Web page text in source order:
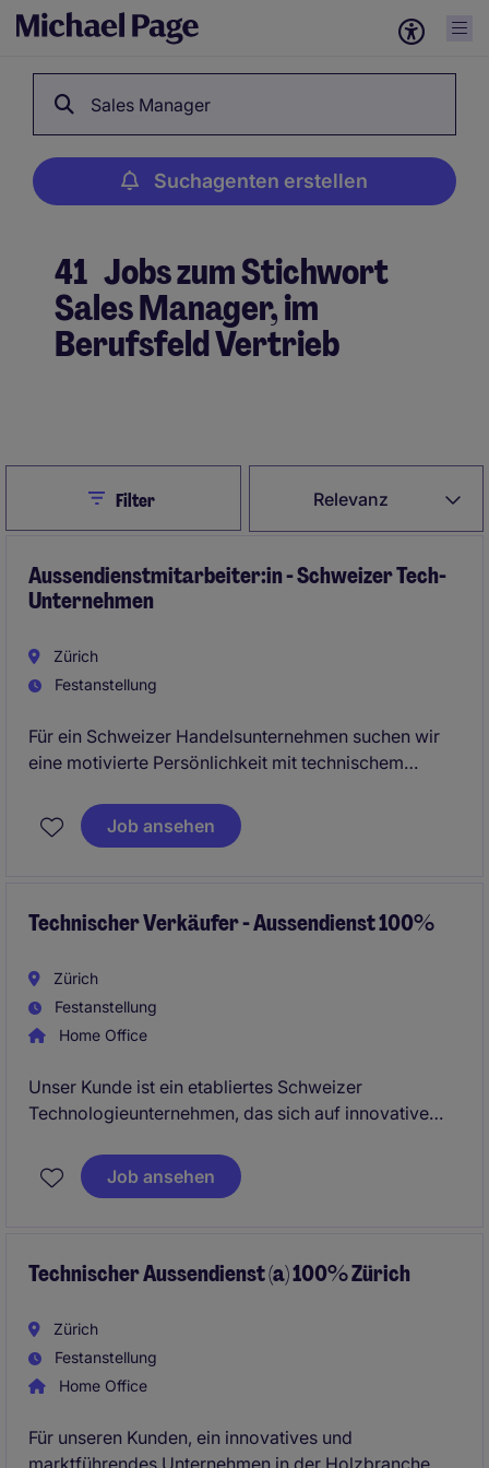
Sales Manager
Suchagenten erstellen
41 Jobs zum Stichwort
Sales Manager, im
Berufsfeld Vertrieb
Relevanz
CloseFilter
Aussendienstmitarbeiter:in - Schweizer Tech-
Unternehmen
Zürich
Festanstellung
Für ein Schweizer Handelsunternehmen suchen wir
eine motivierte Persönlichkeit mit technischem
betreuen Kund:innen aus Industrie, Gewerbe und
Handwerk, beraten zu technischen Produkten und
Kundenorientierung und Freude am Aussendienst.
Job ansehen
Technischer Verkäufer - Aussendienst 100%
Zürich
Festanstellung
Home Office
Unser Kunde ist ein etabliertes Schweizer
Technologieunternehmen, das sich auf innovative
Verbindungstechnik, Netzwerkinfrastruktur und
Automatisierung spezialisiert hat.
Job ansehen
Technischer Aussendienst (a) 100% Zürich
Zürich
Festanstellung
Home Office
Für unseren Kunden, ein innovatives und
marktführendes Unternehmen in der Holzbranche,